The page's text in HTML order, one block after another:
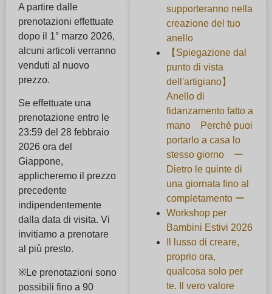
A partire dalle
prenotazioni effettuate
dopo il 1° marzo 2026,
alcuni articoli verranno
venduti al nuovo
prezzo.
Se effettuate una
prenotazione entro le
23:59 del 28 febbraio
2026 ora del
Giappone,
applicheremo il prezzo
precedente
indipendentemente
dalla data di visita. Vi
invitiamo a prenotare
al più presto.
※Le prenotazioni sono
possibili fino a 90
supporteranno nella
creazione del tuo
anello
【Spiegazione dal
punto di vista
dell'artigiano】
Anello di
fidanzamento fatto a
mano Perché puoi
portarlo a casa lo
stesso giorno ー
Dietro le quinte di
una giornata fino al
completamento ー
Workshop per
Bambini Estivi 2026
Il lusso di creare,
proprio ora,
qualcosa solo per
te. Il vero valore